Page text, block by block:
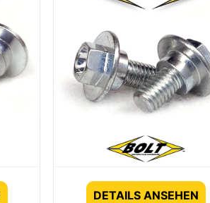
DETAILS ANSEHEN